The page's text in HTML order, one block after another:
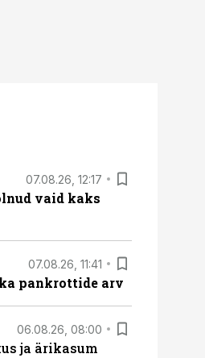
07.08.26, 12:17
vaid kaks
07.08.26, 11:41
pankrottide arv
06.08.26, 08:00
ja ärikasum